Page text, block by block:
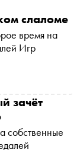
слаломе
время на
Игр
зачёт
собственные